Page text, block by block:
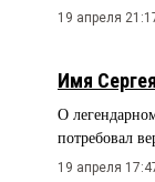
19 апреля
Имя
О
потребовал
19 апреля